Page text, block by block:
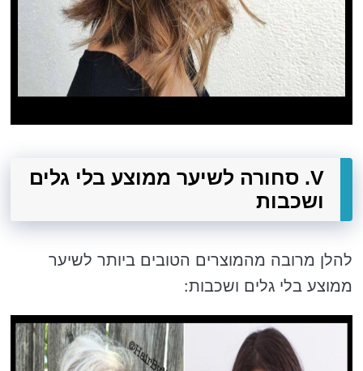
V. סחורה לשיער ממוצע בלי גלים
ושכבות
להלן מרובה מהמוצרים הטובים ביותר לשיער
ממוצע בלי גלים ושכבות: